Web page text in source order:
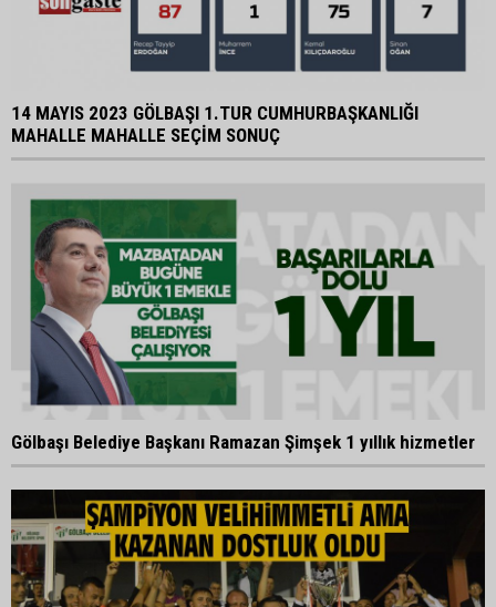
14 MAYIS 2023 GÖLBAŞI 1.TUR CUMHURBAŞKANLIĞI
MAHALLE MAHALLE SEÇİM SONUÇ
Gölbaşı Belediye Başkanı Ramazan Şimşek 1 yıllık hizmetler